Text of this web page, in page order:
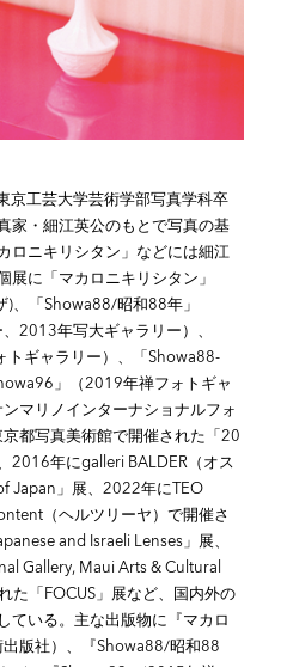
工芸大学芸術学部写真学科卒
家・細江英公のもとで写真の基
ロニキリシタン」などには細江
展に「マカロニキリシタン」
、「Showa88/昭和88年」
2013年写大ギャラリー）、
トギャラリー）、「Showa88-
」（2019年禅フォトギャ
マリノインターナショナルフォ
都写真美術館で開催された「20
2016年にgalleri BALDER（オス
Japan」展、2022年にTEO
（ヘルツリーヤ）で開催さ
and Israeli Lenses」展、
Gallery, Maui Arts & Cultural
た「FOCUS」展など、国内外の
ている。主な出版物に『マカロ
版社）、『Showa88/昭和88